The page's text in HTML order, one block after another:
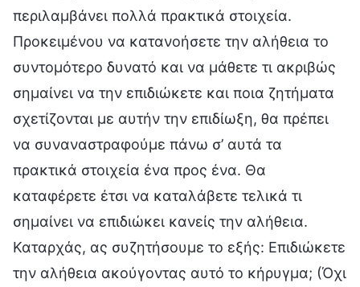
περιλαμβάνει πολλά πρακτικά στοιχεία.
Προκειμένου να κατανοήσετε την αλήθεια το
συντομότερο δυνατό και να μάθετε τι ακριβώς
σημαίνει να την επιδιώκετε και ποια ζητήματα
σχετίζονται με αυτήν την επιδίωξη, θα πρέπει
να συναναστραφούμε πάνω σ’ αυτά τα
πρακτικά στοιχεία ένα προς ένα. Θα
καταφέρετε έτσι να καταλάβετε τελικά τι
σημαίνει να επιδιώκει κανείς την αλήθεια.
Καταρχάς, ας συζητήσουμε το εξής: Επιδιώκετε
την αλήθεια ακούγοντας αυτό το κήρυγμα; (Όχι